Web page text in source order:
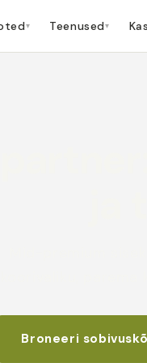
▾ Teenused▾
Broneeri